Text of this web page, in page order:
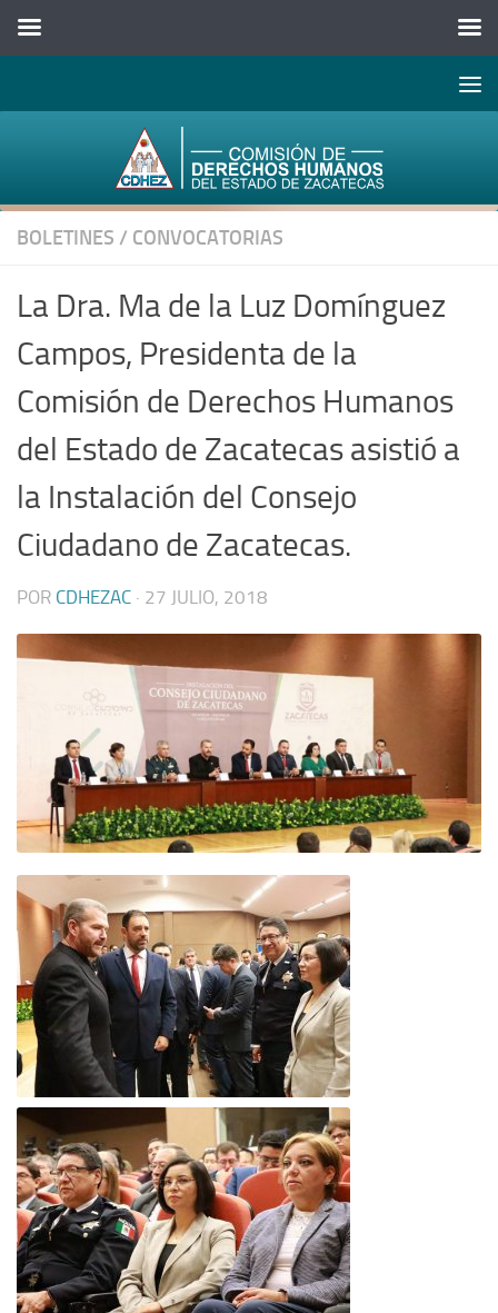
Abrir
BOLETINES / CONVOCATORIAS
La Dra. Ma de la Luz Domínguez
Campos, Presidenta de la
Comisión de Derechos Humanos
del Estado de Zacatecas asistió a
la Instalación del Consejo
Ciudadano de Zacatecas.
POR CDHEZAC · 27 JULIO, 2018